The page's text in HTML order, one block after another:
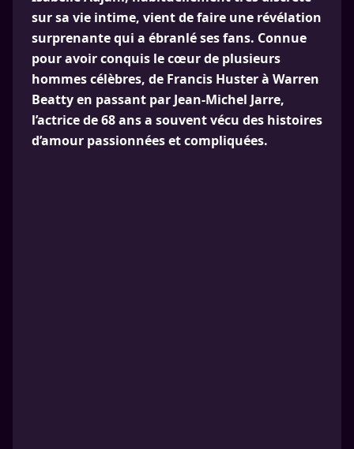
sur sa vie intime, vient de faire une révélation
surprenante qui a ébranlé ses fans. Connue
pour avoir conquis le cœur de plusieurs
hommes célèbres, de Francis Huster à Warren
Beatty en passant par Jean-Michel Jarre,
l’actrice de 68 ans a souvent vécu des histoires
d’amour passionnées et compliquées.